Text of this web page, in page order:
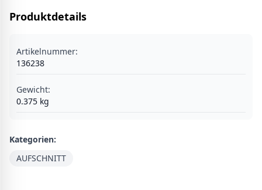
Produktdetails
Artikelnummer:
136238
Gewicht:
0.375 kg
Kategorien:
AUFSCHNITT